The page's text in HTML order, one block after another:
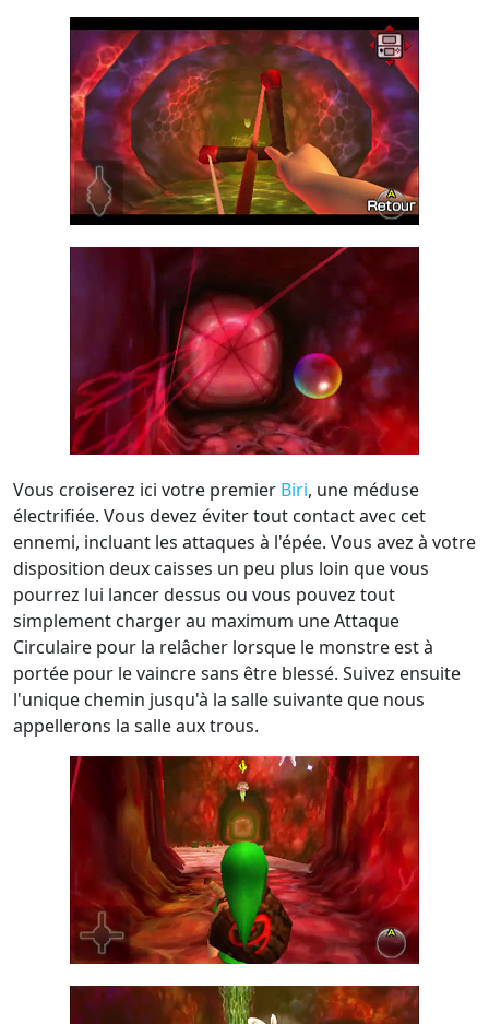
Vous croiserez ici votre premier Biri, une méduse
électrifiée. Vous devez éviter tout contact avec cet
ennemi, incluant les attaques à l'épée. Vous avez à votre
disposition deux caisses un peu plus loin que vous
pourrez lui lancer dessus ou vous pouvez tout
simplement charger au maximum une Attaque
Circulaire pour la relâcher lorsque le monstre est à
portée pour le vaincre sans être blessé. Suivez ensuite
l'unique chemin jusqu'à la salle suivante que nous
appellerons la salle aux trous.